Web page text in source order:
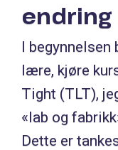
I begynnelsen
lære, kjøre
Tight (TLT),
«lab og
Dette er